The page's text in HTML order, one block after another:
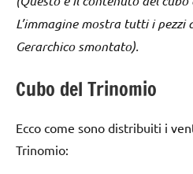
L’immagine mostra tutti i pezzi
Gerarchico smontato).
Cubo del Trinomio
Ecco come sono distribuiti i
Trinomio: